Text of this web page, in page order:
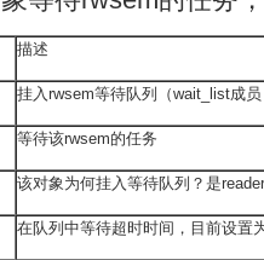
描述
挂入rwsem等待队列（wait_list成
等待该rwsem的任务
该对象为何挂入等待队列？是
在队列中等待超时时间，目前设置